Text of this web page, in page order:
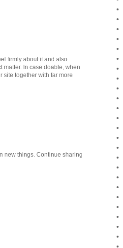
firmly about it and also
matter. In case doable, when
site together with far more
new things. Continue sharing